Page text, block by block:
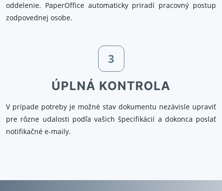
oddelenie. PaperOffice automaticky priradí pracovný postup
zodpovednej osobe.
3
ÚPLNÁ KONTROLA
V prípade potreby je možné stav dokumentu nezávisle upraviť
pre rôzne udalosti podľa vašich špecifikácií a dokonca poslať
notifikačné e-maily.